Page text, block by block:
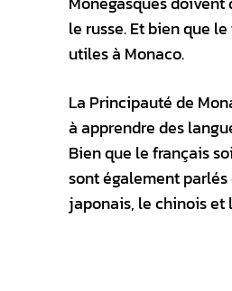
le russe. Et bien que
utiles à Monaco.
La Principauté de
à apprendre des
Bien que le français
sont également parlés
japonais, le chinois et